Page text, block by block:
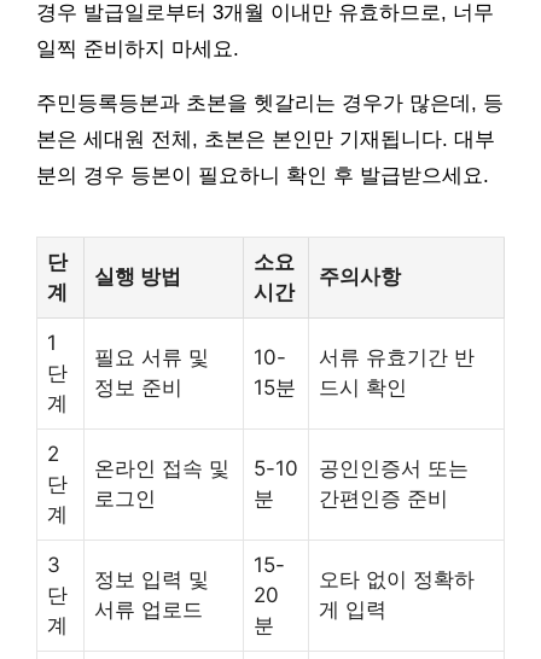
경우 발급일로부터 3개월 이내만 유효하므로, 너무
일찍 준비하지 마세요.
주민등록등본과 초본을 헷갈리는 경우가 많은데, 등
본은 세대원 전체, 초본은 본인만 기재됩니다. 대부
분의 경우 등본이 필요하니 확인 후 발급받으세요.
단
계
실행 방법
소요
시간
주의사항
1
단
계
필요 서류 및
정보 준비
10-
15분
서류 유효기간 반
드시 확인
2
단
계
온라인 접속 및
로그인
5-10
분
공인인증서 또는
간편인증 준비
3
단
계
정보 입력 및
서류 업로드
15-
20
분
오타 없이 정확하
게 입력